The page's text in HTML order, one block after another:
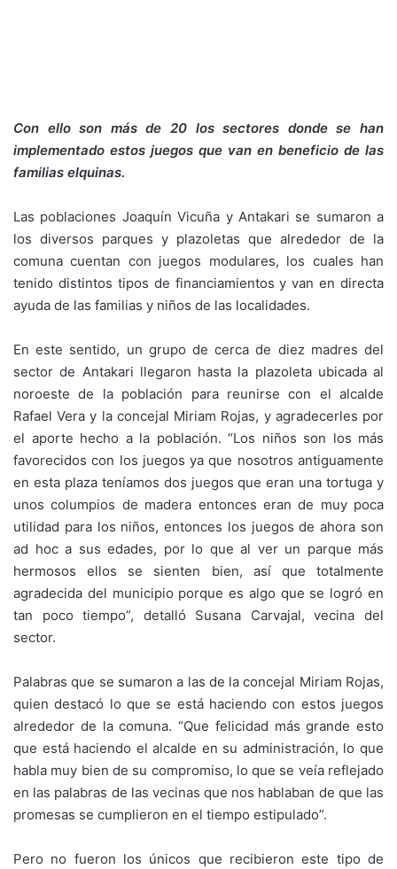
Con ello son más de 20 los sectores donde se han
implementado estos juegos que van en beneficio de las
familias elquinas.
Las poblaciones Joaquín Vicuña y Antakari se sumaron a
los diversos parques y plazoletas que alrededor de la
comuna cuentan con juegos modulares, los cuales han
tenido distintos tipos de financiamientos y van en directa
ayuda de las familias y niños de las localidades.
En este sentido, un grupo de cerca de diez madres del
sector de Antakari llegaron hasta la plazoleta ubicada al
noroeste de la población para reunirse con el alcalde
Rafael Vera y la concejal Miriam Rojas, y agradecerles por
el aporte hecho a la población. “Los niños son los más
favorecidos con los juegos ya que nosotros antiguamente
en esta plaza teníamos dos juegos que eran una tortuga y
unos columpios de madera entonces eran de muy poca
utilidad para los niños, entonces los juegos de ahora son
ad hoc a sus edades, por lo que al ver un parque más
hermosos ellos se sienten bien, así que totalmente
agradecida del municipio porque es algo que se logró en
tan poco tiempo”, detalló Susana Carvajal, vecina del
sector.
Palabras que se sumaron a las de la concejal Miriam Rojas,
quien destacó lo que se está haciendo con estos juegos
alrededor de la comuna. “Que felicidad más grande esto
que está haciendo el alcalde en su administración, lo que
habla muy bien de su compromiso, lo que se veía reflejado
en las palabras de las vecinas que nos hablaban de que las
promesas se cumplieron en el tiempo estipulado”.
Pero no fueron los únicos que recibieron este tipo de